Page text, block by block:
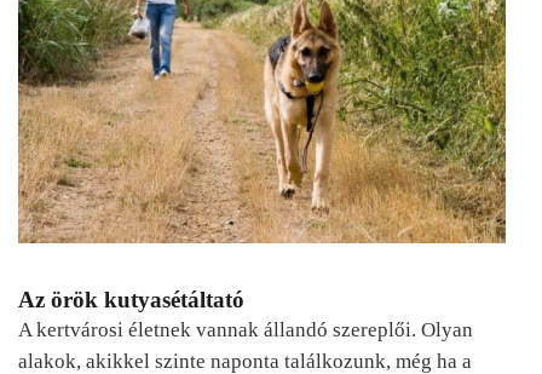
Az örök kutyasétáltató
A kertvárosi életnek vannak állandó szereplői. Olyan
alakok, akikkel szinte naponta találkozunk, még ha a